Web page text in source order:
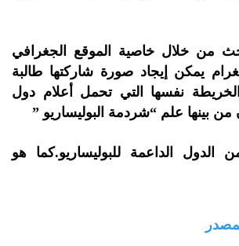
من خلال خاصية الموقع الجغرافي
يمكن إيجاد صورة شاركتها طالبة
نفسها التي تحمل أعلام دول
من بينها علم “شردمة البوليساريو ”
الدول الداعمة للبوليساريو.كما هو